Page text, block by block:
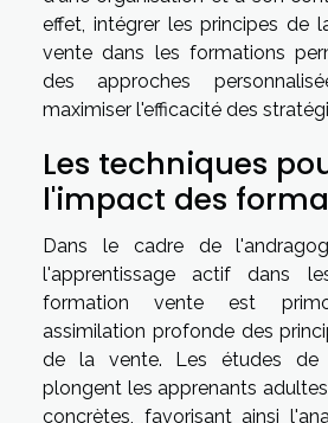
effet, intégrer les principes de
vente dans les formations
des approches
maximiser l'efficacité des
Les techniques
l'impact des
Dans le cadre de
l'apprentissage actif dans
formation vente est
assimilation profonde des
de la vente. Les études de
plongent les apprenants
concrètes, favorisant ainsi